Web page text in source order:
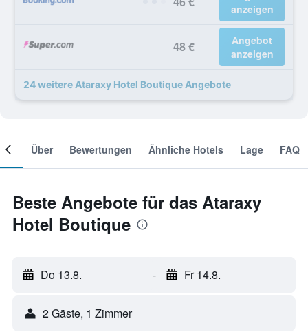
anzeigen
48 €
Angebot
anzeigen
24 weitere Ataraxy Hotel Boutique Angebote
Über Bewertungen Ähnliche Hotels Lage FAQ
Beste Angebote für das Ataraxy
Hotel Boutique
Do 13.8. - Fr 14.8.
2 Gäste, 1 Zimmer